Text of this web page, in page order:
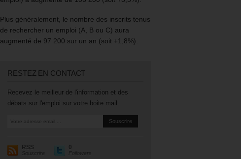
Plus généralement, le nombre des inscrits tenus
de rechercher un emploi (A, B ou C) aura
augmenté de 97 200 sur un an (soit +1,8%).
RESTEZ EN CONTACT
Recevez le meilleur de l'information et des
débats sur l'emploi sur votre boite mail.
RSS
Souscrire
0
Followers